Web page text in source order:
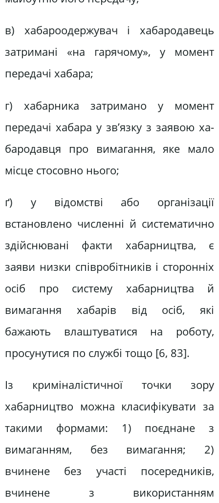
в) хабароодержувач і хабародавець
затримані «на гарячому», у момент
передачі хабара;
г) хабарника затримано у момент
передачі хабара у зв’язку з заявою ха-
бародавця про вимагання, яке мало
місце стосовно нього;
ґ) у відомстві або організації
встановлено численні й систематично
здійснювані факти хабарництва, є
заяви низки співробітників і сторонніх
осіб про систему хабарництва й
вимагання хабарів від осіб, які
бажають влаштуватися на роботу,
просунутися по службі тощо [6, 83].
Із криміналістичної точки зору
хабарництво можна класифікувати за
такими формами: 1) поєднане з
вимаганням, без вимагання; 2)
вчинене без участі посередників,
вчинене з використанням